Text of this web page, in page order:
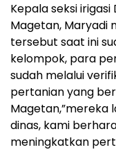
Kepala seksi irigasi
Magetan, Maryadi
tersebut saat ini
kelompok, para
sudah melalui
pertanian yang
Magetan,”mereka
dinas, kami
meningkatkan